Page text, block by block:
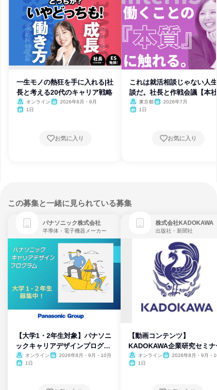
一生モノの熱狂を手に入れる|社
長と考える20代のキャリア戦略
オンライン
2026年8月・9月
1日
お気に入り
これは就活相談じゃない人
談だ。社長と作戦会議【本
催】東京都
2026年7月
1日
お気に入り
この募集と一緒に見られている募集
パナソニック株式会社
半導体・電子機器メーカー
【大学1・2年生対象】パナソニ
ックキャリアデザインプログラ
ム
オンライン
2026年8月・9月・10月
1日
株式会社KADOKAWA
出版社・新聞社
【動画コンテンツ】
KADOKAWA企業研究セミナ
オンライン
2026年8月・9月・
1日